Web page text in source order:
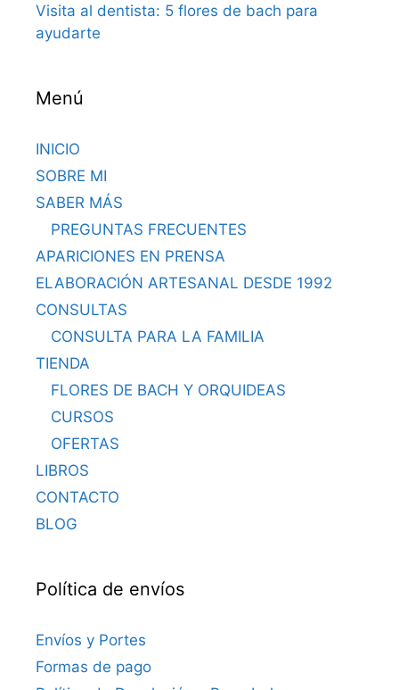
Visita al dentista: 5 flores de bach para
ayudarte
Menú
INICIO
SOBRE MI
SABER MÁS
PREGUNTAS FRECUENTES
APARICIONES EN PRENSA
ELABORACIÓN ARTESANAL DESDE 1992
CONSULTAS
CONSULTA PARA LA FAMILIA
TIENDA
FLORES DE BACH Y ORQUIDEAS
CURSOS
OFERTAS
LIBROS
CONTACTO
BLOG
Política de envíos
Envíos y Portes
Formas de pago